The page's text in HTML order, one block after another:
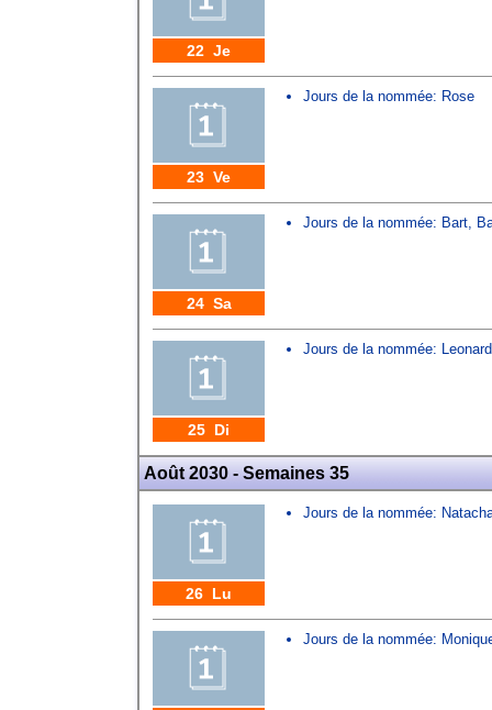
22 Je
23 Ve
Jours de la nommée: Rose
24 Sa
Jours de la nommée: Bart,
25 Di
Jours de la nommée: Leonard
Août 2030 - Semaines 35
26 Lu
Jours de la nommée:
Jours de la nommée: